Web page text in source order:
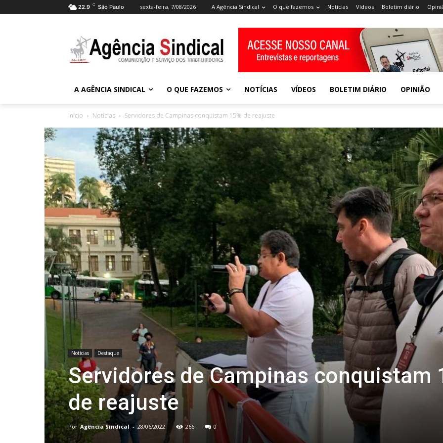
22.9 C São Paulo sexta-feira, 7/08/2026 A Agência Sindical O que fazemos Notícias Vídeos Boletim diário
A AGÊNCIA SINDICAL O QUE FAZEMOS NOTÍCIAS VÍDEOS BOLETIM DIÁRIO OPINIÃO
Início Notícias Servidores de Campinas conquistam 15% de reajuste
Notícias Destaque
Servidores de Campinas conquistam
de reajuste
Por Agência Sindical - 28/06/2022 266 0